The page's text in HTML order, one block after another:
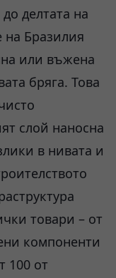
делтата на
на Бразилия
или въжена
бряга. Това
слой наносна
в нивата и
товари – от
компоненти
100 от